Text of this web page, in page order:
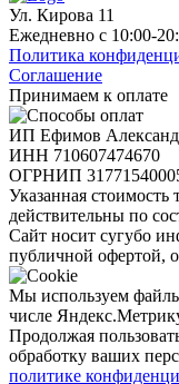
Ул. Кирова 11
Ежедневно с 10:00-
Политика
Соглашение
Принимаем к оплате
ИП Ефимов
ИНН 710607474670
ОГРНИП
Указанная стоимость
действительны по
Сайт носит сугубо
публичной офертой,
Мы используем
числе
Продолжая
обработку ваших
политике